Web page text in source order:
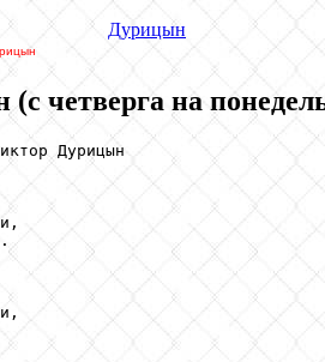
Дурицын
(с четверга на
Дурицын